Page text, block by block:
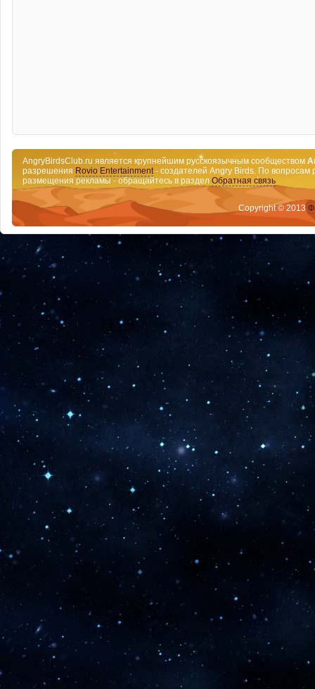
AngryBirdsClub.ru является крупнейшим русскоязычным сообществом
разрешения Rovio Entertainment- создателей Angry Birds. По вопросам
размещения рекламы - обращайтесь в раздел Обратная связь
Copyright © 2013